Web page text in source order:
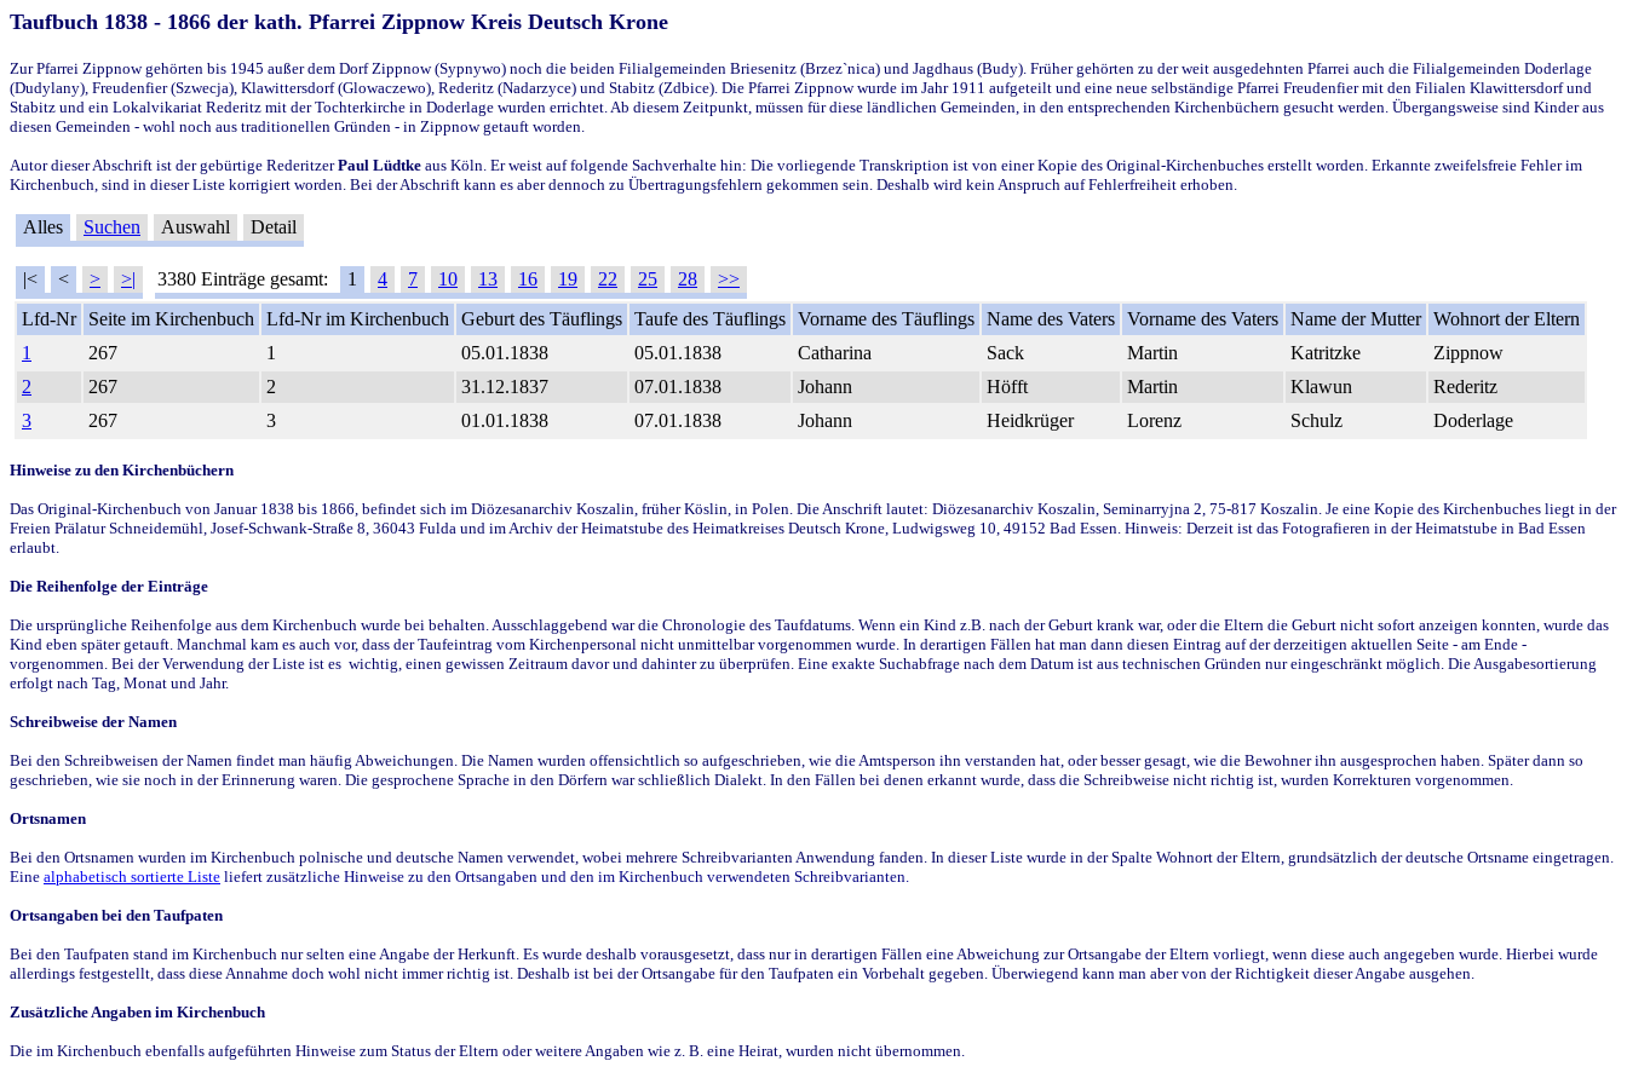
Taufbuch 1838 - 1866 der kath. Pfarrei Zippnow Kreis Deutsch Krone
Zur Pfarrei Zippnow gehörten bis 1945 außer dem Dorf Zippnow (Sypnywo) noch die beiden Filialgemeinden Briesenitz (Brzez`nica) und Jagdhaus (Budy). Früher gehörten zu der weit ausgedehnten Pfarrei auch die Filialgemeinden Doderlage
(Dudylany), Freudenfier (Szwecja), Klawittersdorf (Glowaczewo), Rederitz (Nadarzyce) und Stabitz (Zdbice). Die Pfarrei Zippnow wurde im Jahr 1911 aufgeteilt und eine neue selbständige Pfarrei Freudenfier mit den Filialen Klawittersdorf und
Stabitz und ein Lokalvikariat Rederitz mit der Tochterkirche in Doderlage wurden errichtet. Ab diesem Zeitpunkt, müssen für diese ländlichen Gemeinden, in den entsprechenden Kirchenbüchern gesucht werden. Übergangsweise sind Kinder aus
diesen Gemeinden - wohl noch aus traditionellen Gründen - in Zippnow getauft worden.
Autor dieser Abschrift ist der gebürtige RederitzerPaul Lüdtke aus Köln. Er weist auf folgende Sachverhalte hin: Die vorliegende Transkription ist von einer Kopie des Original-Kirchenbuches erstellt worden. Erkannte zweifelsfreie Fehler im
Kirchenbuch, sind in dieser Liste korrigiert worden. Bei der Abschrift kann es aber dennoch zu Übertragungsfehlern gekommen sein. Deshalb wird kein Anspruch auf Fehlerfreiheit erhoben.
Alles Suchen Auswahl Detail
|< < > >| 3380 Einträge gesamt: 1 4 7 10 13 16 19 22 25 28
>>
Lfd-Nr
Seite im Kirchenbuch Lfd-Nr im Kirchenbuch Geburt des Täuflings Taufe des Täuflings Vorname des Täuflings Name des Vaters Vorname des Vaters Name der Mutter Wohnort der Eltern
1
267 1 05.01.1838 05.01.1838 Catharina Sack Martin Katritzke
Zippnow
2
267 2 31.12.1837 07.01.1838 Johann Höfft Martin Klawun
Rederitz
3
267 3 01.01.1838 07.01.1838 Johann Heidkrüger Lorenz Schulz Doderlage
Hinweise zu den Kirchenbüchern
Das Original-Kirchenbuch von Januar 1838 bis 1866, befindet sich im Diözesanarchiv Koszalin, früher Köslin, in Polen. Die Anschrift lautet: Diözesanarchiv Koszalin, Seminarryjna 2, 75-817 Koszalin. Je eine Kopie des Kirchenbuches liegt in der
Freien Prälatur Schneidemühl, Josef-Schwank-Straße 8, 36043 Fulda und im Archiv der Heimatstube des Heimatkreises Deutsch Krone, Ludwigsweg 10, 49152 Bad Essen. Hinweis: Derzeit ist das Fotografieren in der Heimatstube in Bad Essen
erlaubt.
Die Reihenfolge der Einträge
Die ursprüngliche Reihenfolge aus dem Kirchenbuch wurde bei behalten. Ausschlaggebend war die Chronologie des Taufdatums. Wenn ein Kind z.B. nach der Geburt krank war, oder die Eltern die Geburt nicht sofort anzeigen konnten, wurde das
Kind eben später getauft. Manchmal kam es auch vor, dass der Taufeintrag vom Kirchenpersonal nicht unmittelbar vorgenommen wurde. In derartigen Fällen hat man dann diesen Eintrag auf der derzeitigen aktuellen Seite - am Ende -
vorgenommen. Bei der Verwendung der Liste ist es wichtig, einen gewissen Zeitraum davor und dahinter zu überprüfen. Eine exakte Suchabfrage nach dem Datum ist aus technischen Gründen nur eingeschränkt möglich. Die Ausgabesortierung
erfolgt nach Tag, Monat und Jahr.
Schreibweise der Namen
Bei den Schreibweisen der Namen findet man häufig Abweichungen. Die Namen wurden offensichtlich so aufgeschrieben, wie die Amtsperson ihn verstanden hat, oder besser gesagt, wie die Bewohner ihn ausgesprochen haben. Später dann so
geschrieben, wie sie noch in der Erinnerung waren. Die gesprochene Sprache in den Dörfern war schließlich Dialekt. In den Fällen bei denen erkannt wurde, dass die Schreibweise nicht richtig ist, wurden Korrekturen vorgenommen.
Ortsnamen
Bei den Ortsnamen wurden im Kirchenbuch polnische und deutsche Namen verwendet, wobei mehrere Schreibvarianten Anwendung fanden. In dieser Liste wurde in der Spalte Wohnort der Eltern, grundsätzlich der deutsche Ortsname eingetragen.
Eine alphabetisch sortierte Liste liefert zusätzliche Hinweise zu den Ortsangaben und den im Kirchenbuch verwendeten Schreibvarianten.
Ortsangaben bei den Taufpaten
Bei den Taufpaten stand im Kirchenbuch nur selten eine Angabe der Herkunft. Es wurde deshalb vorausgesetzt, dass nur in derartigen Fällen eine Abweichung zur Ortsangabe der Eltern vorliegt, wenn diese auch angegeben wurde. Hierbei wurde
allerdings festgestellt, dass diese Annahme doch wohl nicht immer richtig ist. Deshalb ist bei der Ortsangabe für den Taufpaten ein Vorbehalt gegeben. Überwiegend kann man aber von der Richtigkeit dieser Angabe ausgehen.
Zusätzliche Angaben im Kirchenbuch
Die im Kirchenbuch ebenfalls aufgeführten Hinweise zum Status der Eltern oder weitere Angaben wie z. B. eine Heirat, wurden nicht übernommen.